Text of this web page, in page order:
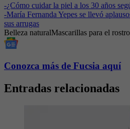
-¿Cómo cuidar la piel a los 30 años
-María Fernanda Yepes se llevó
sus arrugas
Belleza naturalMascarillas para el rostro
Conozca más de Fucsia aquí
Entradas relacionadas